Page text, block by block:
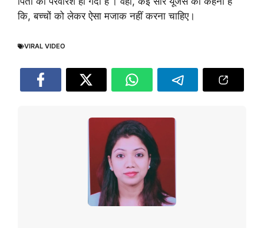
कि, बच्चों को लेकर ऐसा मजाक नहीं करना चाहिए।
VIRAL VIDEO